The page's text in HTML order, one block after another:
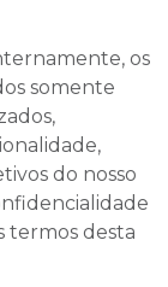
os
somente
do nosso
termos desta